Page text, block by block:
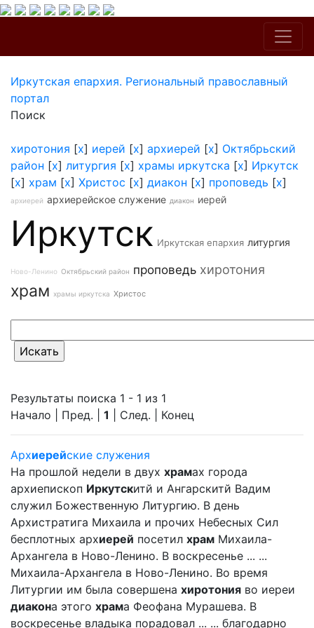
Иркутская епархия. Региональный православный
портал
Поиск
хиротония [x] иерей [x] архиерей [x] Октябрьский
район [x] литургия [x] храмы иркутска [x] Иркутск
[x] храм [x] Христос [x] диакон [x] проповедь [x]
архиерей архиерейское служение диакон иерей
Иркутск Иркутская епархия литургия
Ново-Ленино Октябрьский район проповедь хиротония
храм храмы иркутска Христос
Результаты поиска 1 - 1 из 1
Начало | Пред. | 1 | След. | Конец
Архиерейские служения
На прошлой недели в двух храмах города
архиепископ Иркутскитй и Ангарскитй Вадим
служил Божественную Литургию. В день
Архистратига Михаила и прочих Небесных Сил
бесплотных архиерей посетил храм Михаила-
Архангела в Ново-Ленино. В воскресенье ... ...
Михаила-Архангела в Ново-Ленино. Во время
Литургии им была совершена хиротония во иереи
диакона этого храма Феофана Мурашева. В
воскресенье владыка порадовал ... ... благодарно